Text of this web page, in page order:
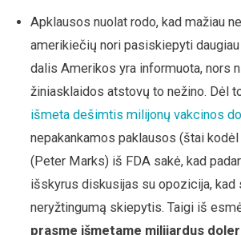
Apklausos nuolat rodo, kad mažiau
amerikiečių nori pasiskiepyti
dalis Amerikos yra informuota, nors
žiniasklaidos atstovų to nežino. Dėl
išmeta dešimtis milijonų vakcinos
nepakankamos paklausos (štai
(Peter Marks) iš FDA sakė, kad
išskyrus diskusijas su opozicija, kad
neryžtingumą skiepytis. Taigi iš
prasme išmetame milijardus